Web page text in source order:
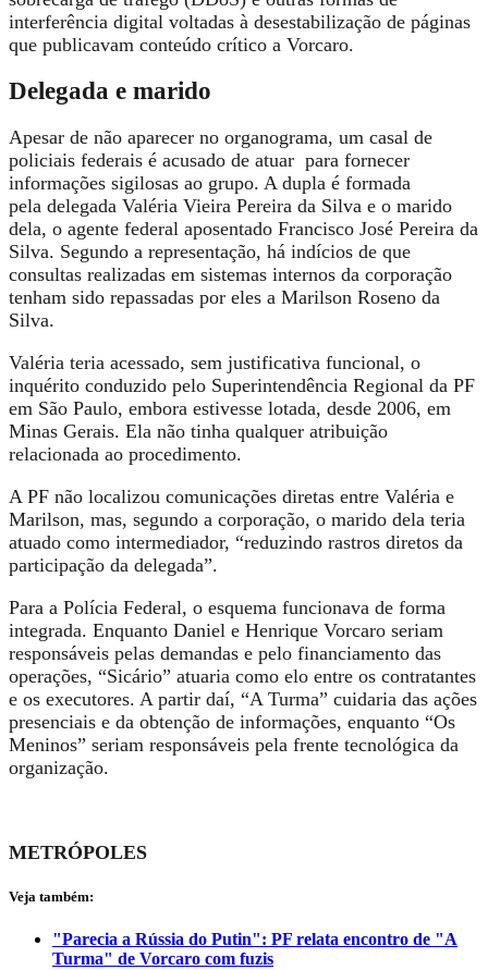
interferência digital voltadas à desestabilização de páginas
que publicavam conteúdo crítico a Vorcaro.
Delegada e marido
Apesar de não aparecer no organograma, um casal de
policiais federais é acusado de atuar para fornecer
informações sigilosas ao grupo. A dupla é formada
pela delegada Valéria Vieira Pereira da Silva e o marido
dela, o agente federal aposentado Francisco José Pereira da
Silva. Segundo a representação, há indícios de que
consultas realizadas em sistemas internos da corporação
tenham sido repassadas por eles a Marilson Roseno da
Silva.
Valéria teria acessado, sem justificativa funcional, o
inquérito conduzido pelo Superintendência Regional da PF
em São Paulo, embora estivesse lotada, desde 2006, em
Minas Gerais. Ela não tinha qualquer atribuição
relacionada ao procedimento.
A PF não localizou comunicações diretas entre Valéria e
Marilson, mas, segundo a corporação, o marido dela teria
atuado como intermediador, “reduzindo rastros diretos da
participação da delegada”.
Para a Polícia Federal, o esquema funcionava de forma
integrada. Enquanto Daniel e Henrique Vorcaro seriam
responsáveis pelas demandas e pelo financiamento das
operações, “Sicário” atuaria como elo entre os contratantes
e os executores. A partir daí, “A Turma” cuidaria das ações
presenciais e da obtenção de informações, enquanto “Os
Meninos” seriam responsáveis pela frente tecnológica da
organização.
METRÓPOLES
Veja também:
"Parecia a Rússia do Putin": PF relata encontro de "A
Turma" de Vorcaro com fuzis